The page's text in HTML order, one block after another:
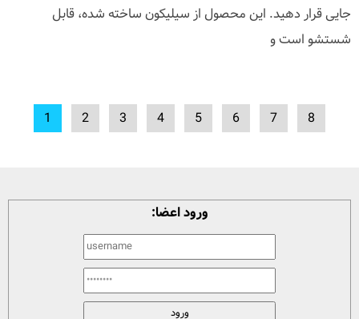
جایی قرار دهید. این محصول از سیلیکون ساخته شده، قابل
شستشو است و
1 2 3 4 5 6 7 8
ورود اعضا: